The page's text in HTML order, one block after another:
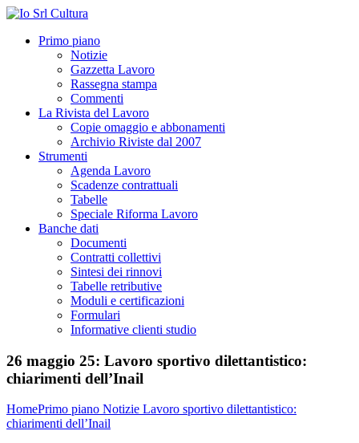
Primo piano
Notizie
Gazzetta Lavoro
Rassegna stampa
Commenti
La Rivista del Lavoro
Copie omaggio e abbonamenti
Archivio Riviste dal 2007
Strumenti
Agenda Lavoro
Scadenze contrattuali
Tabelle
Speciale Riforma Lavoro
Banche dati
Documenti
Contratti collettivi
Sintesi dei rinnovi
Tabelle retributive
Moduli e certificazioni
Formulari
Informative clienti studio
26 maggio 25: Lavoro sportivo dilettantistico:
chiarimenti dell’Inail
HomePrimo piano Notizie Lavoro sportivo dilettantistico:
chiarimenti dell’Inail